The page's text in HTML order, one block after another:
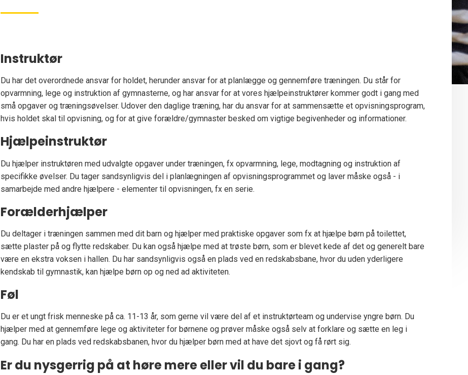
Instruktør
Du har det overordnede ansvar for holdet, herunder ansvar for at planlægge og gennemføre træningen. Du står for
opvarmning, lege og instruktion af gymnasterne, og har ansvar for at vores hjælpeinstruktører kommer godt i gang med
små opgaver og træningsøvelser. Udover den daglige træning, har du ansvar for at sammensætte et opvisningsprogram,
hvis holdet skal til opvisning, og for at give forældre/gymnaster besked om vigtige begivenheder og informationer.
Hjælpeinstruktør
Du hjælper instruktøren med udvalgte opgaver under træningen, fx opvarmning, lege, modtagning og instruktion af
specifikke øvelser. Du tager sandsynligvis del i planlægningen af opvisningsprogrammet og laver måske også - i
samarbejde med andre hjælpere - elementer til opvisningen, fx en serie.
Forælderhjælper
Du deltager i træningen sammen med dit barn og hjælper med praktiske opgaver som fx at hjælpe børn på toilettet,
sætte plaster på og flytte redskaber. Du kan også hjælpe med at trøste børn, som er blevet kede af det og generelt bare
være en ekstra voksen i hallen. Du har sandsynligvis også en plads ved en redskabsbane, hvor du uden yderligere
kendskab til gymnastik, kan hjælpe børn op og ned ad aktiviteten.
Føl
Du er et ungt frisk menneske på ca. 11-13 år, som gerne vil være del af et instruktørteam og undervise yngre børn. Du
hjælper med at gennemføre lege og aktiviteter for børnene og prøver måske også selv at forklare og sætte en leg i
gang. Du har en plads ved redskabsbanen, hvor du hjælper børn med at have det sjovt og få rørt sig.
Er du nysgerrig på at høre mere eller vil du bare i gang?